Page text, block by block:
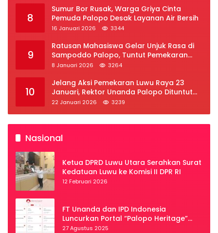
8
Sumur Bor Rusak, Warga Griya Cinta
Pemuda Palopo Desak Layanan Air Bersih
16 Januari 2026 3344
9
Ratusan Mahasiswa Gelar Unjuk Rasa di
Sampoddo Palopo, Tuntut Pemekaran
Provinsi Luwu Raya
8 Januari 2026 3264
10
Jelang Aksi Pemekaran Luwu Raya 23
Januari, Rektor Unanda Palopo Dituntut
Liburkan Mahasiswa
22 Januari 2026 3239
Nasional
Ketua DPRD Luwu Utara Serahkan Surat
Kedatuan Luwu ke Komisi II DPR RI
12 Februari 2026
FT Unanda dan IPD Indonesia
Luncurkan Portal “Palopo Heritage”
Secara Virtual
27 Agustus 2025